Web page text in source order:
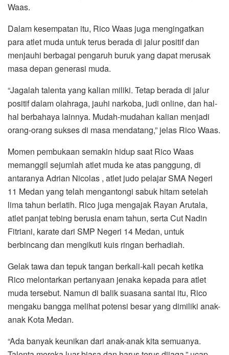
Waas.
Dalam kesempatan itu, Rico Waas juga mengingatkan
para atlet muda untuk terus berada di jalur positif dan
menjauhi berbagai pengaruh buruk yang dapat merusak
masa depan generasi muda.
“Jagalah talenta yang kalian miliki. Tetap berada di jalur
positif dalam olahraga, jauhi narkoba, judi online, dan hal-
hal berbahaya lainnya. Mudah-mudahan kalian menjadi
orang-orang sukses di masa mendatang,” jelas Rico Waas.
Momen pembukaan semakin hidup saat Rico Waas
memanggil sejumlah atlet muda ke atas panggung, di
antaranya Adrian Nicolas , atlet judo pelajar SMA Negeri
11 Medan yang telah mengantongi sabuk hitam setelah
lima tahun berlatih. Rico juga mengajak Rayan Arutala,
atlet panjat tebing berusia enam tahun, serta Cut Nadin
Fitriani, karate dari SMP Negeri 14 Medan, untuk
berbincang dan mengikuti kuis ringan berhadiah.
Gelak tawa dan tepuk tangan berkali-kali pecah ketika
Rico melontarkan pertanyaan jenaka kepada para atlet
muda tersebut. Namun di balik suasana santai itu, Rico
mengaku bangga melihat potensi besar yang dimiliki anak-
anak Kota Medan.
“Ada banyak keunikan dari anak-anak kita semuanya.